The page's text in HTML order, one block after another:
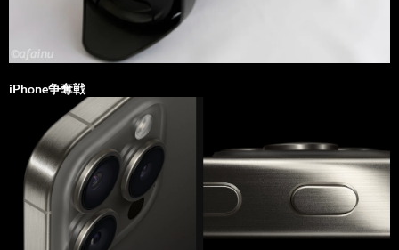
iPhone争奪戦